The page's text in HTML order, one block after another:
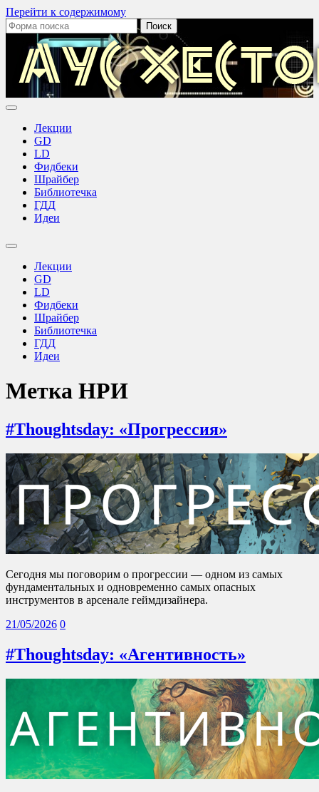
Перейти к содержимому
Поиск:
Аус
Лекции
GD
LD
Фидбеки
Шрайбер
Библиотечка
ГДД
Идеи
Переключить
поискаЛекции
GD
LD
Фидбеки
Шрайбер
Библиотечка
ГДД
Идеи
Метка НРИ
#Thoughtsday: «Прогрессия»
Сегодня мы поговорим о прогрессии — одном из самых
фундаментальных и одновременно самых опасных
инструментов в арсенале геймдизайнера.
21/05/2026 0
#Thoughtsday: «Агентивность»